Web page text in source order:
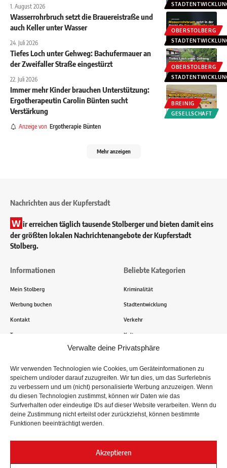
Verwalte deine Privatsphäre
Wir verwenden Technologien wie Cookies, um Geräteinformationen zu
speichern und/oder darauf zuzugreifen. Wir tun dies, um das Surferlebnis
zu verbessern und um (nicht) personalisierte Werbung anzuzeigen. Wenn
du diesen Technologien zustimmst, können wir Daten wie das
Surfverhalten oder eindeutige IDs auf dieser Website verarbeiten. Wenn du
deine Zustimmung nicht erteilst oder zurückziehst, können bestimmte
Funktionen beeinträchtigt werden.
Akzeptieren
1. August 2026
OBERSTOLBERG
Wasserrohrbruch setzt die Brauereistraße und
auch Keller unter Wasser
24. Juli 2026
OBERSTOLBERG
Tiefes Loch unter Gehweg: Bachufermauer an
der Zweifaller Straße eingestürzt
22. Juli 2026
BREINIG
GESELLSCHAFT
Immer mehr Kinder brauchen Unterstützung:
Ergotherapeutin Carolin Bünten sucht
Verstärkung
Anzeige von Ergotherapie Bünten
Mehr anzeigen
Nachrichten aus der Kupferstadt
W ir erreichen täglich tausende Stolberger und bieten damit eins
der größten lokalen Nachrichtenangebote der Kupferstadt
Stolberg.
Informationen
Mein Stolberg
Werbung buchen
Kontakt
Transparenz
Beliebte Kategorien
Kriminalität
Stadtentwicklung
Verkehr
Kultur
Tausende Stolberger sind bereits dabei! Du sendest uns
Informationen, Bilder und Erlebnisse aus der Kupferstadt – Wir
recherchieren, sammeln Informationen und berichten!